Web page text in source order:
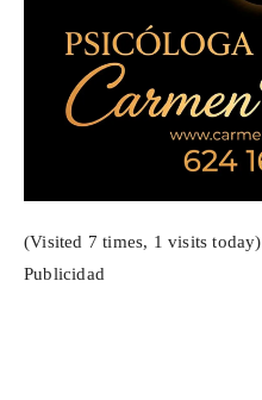
(Visited 7 times, 1 visits today)
Publicidad